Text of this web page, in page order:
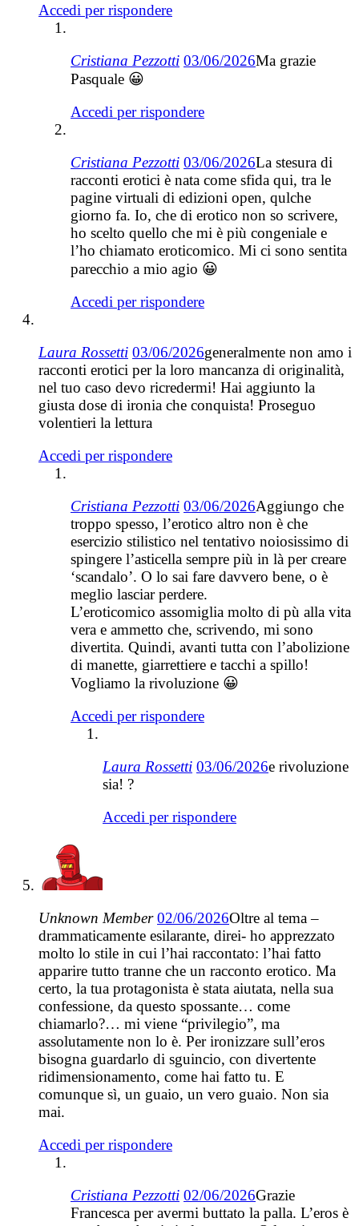
Accedi per rispondere
Cristiana Pezzotti 03/06/2026Ma grazie
Pasquale 😀
Accedi per rispondere
Cristiana Pezzotti 03/06/2026La stesura di
racconti erotici è nata come sfida qui, tra le
pagine virtuali di edizioni open, qulche
giorno fa. Io, che di erotico non so scrivere,
ho scelto quello che mi è più congeniale e
l’ho chiamato eroticomico. Mi ci sono sentita
parecchio a mio agio 😀
Accedi per rispondere
Laura Rossetti 03/06/2026generalmente non amo i
racconti erotici per la loro mancanza di originalità,
nel tuo caso devo ricredermi! Hai aggiunto la
giusta dose di ironia che conquista! Proseguo
volentieri la lettura
Accedi per rispondere
Cristiana Pezzotti 03/06/2026Aggiungo che
troppo spesso, l’erotico altro non è che
esercizio stilistico nel tentativo noiosissimo di
spingere l’asticella sempre più in là per creare
‘scandalo’. O lo sai fare davvero bene, o è
meglio lasciar perdere.
L’eroticomico assomiglia molto di pù alla vita
vera e ammetto che, scrivendo, mi sono
divertita. Quindi, avanti tutta con l’abolizione
di manette, giarrettiere e tacchi a spillo!
Vogliamo la rivoluzione 😀
Accedi per rispondere
Laura Rossetti 03/06/2026e rivoluzione
sia! ?
Accedi per rispondere
Unknown Member 02/06/2026Oltre al tema –
drammaticamente esilarante, direi- ho apprezzato
molto lo stile in cui l’hai raccontato: l’hai fatto
apparire tutto tranne che un racconto erotico. Ma
certo, la tua protagonista è stata aiutata, nella sua
confessione, da questo spossante… come
chiamarlo?… mi viene “privilegio”, ma
assolutamente non lo è. Per ironizzare sull’eros
bisogna guardarlo di sguincio, con divertente
ridimensionamento, come hai fatto tu. E
comunque sì, un guaio, un vero guaio. Non sia
mai.
Accedi per rispondere
Cristiana Pezzotti 02/06/2026Grazie
Francesca per avermi buttato la palla. L’eros è